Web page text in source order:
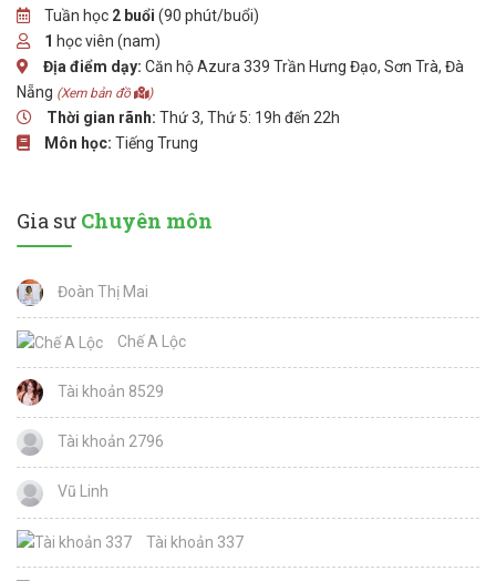
Tuần học 2 buổi (90 phút/buổi)
1 học viên (nam)
Địa điểm dạy: Căn hộ Azura 339 Trần Hưng Đạo, Sơn Trà, Đà
Nẵng (Xem bản đồ )
Thời gian rãnh: Thứ 3, Thứ 5: 19h đến 22h
Môn học: Tiếng Trung
Gia sư Chuyên môn
Đoàn Thị Mai
Chế A Lộc
Tài khoản 8529
Tài khoản 2796
Vũ Linh
Tài khoản 337